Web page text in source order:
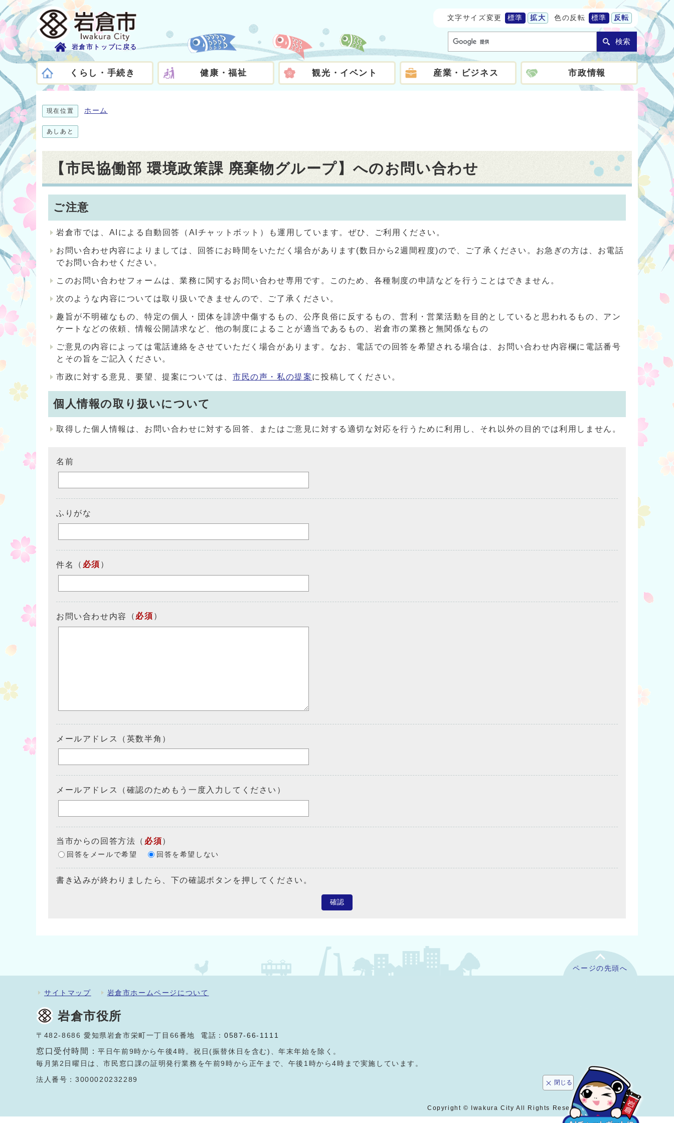
岩倉市トップに戻る
文字サイズ変更 標準 拡大 色の反転 標準 反転
検索
くらし・手続き 健康・福祉 観光・イベント 産業・ビジネス 市政情報
現在位置 ホーム
あしあと
【市民協働部 環境政策課 廃棄物グループ】へのお問い合わせ
ご注意
岩倉市では、AIによる自動回答（AIチャットボット）も運用しています。ぜひ、ご利用ください。
お問い合わせ内容によりましては、回答にお時間をいただく場合があります(数日から2週間程度)ので、ご了承ください。お急ぎの方は、お電話
でお問い合わせください。
このお問い合わせフォームは、業務に関するお問い合わせ専用です。このため、各種制度の申請などを行うことはできません。
次のような内容については取り扱いできませんので、ご了承ください。
趣旨が不明確なもの、特定の個人・団体を誹謗中傷するもの、公序良俗に反するもの、営利・営業活動を目的としていると思われるもの、アン
ケートなどの依頼、情報公開請求など、他の制度によることが適当であるもの、岩倉市の業務と無関係なもの
ご意見の内容によっては電話連絡をさせていただく場合があります。なお、電話での回答を希望される場合は、お問い合わせ内容欄に電話番号
とその旨をご記入ください。
市政に対する意見、要望、提案については、 市民の声・私の提案に投稿してください。
個人情報の取り扱いについて
取得した個人情報は、お問い合わせに対する回答、またはご意見に対する適切な対応を行うために利用し、それ以外の目的では利用しません。
名前
ふりがな
件名 （ 必須 ）
お問い合わせ内容 （ 必須 ）
メールアドレス（英数半角）
メールアドレス（確認のためもう一度入力してください）
当市からの回答方法 （ 必須）
回答をメールで希望 回答を希望しない
書き込みが終わりましたら、下の確認ボタンを押してください。
確認
閉じる
ページの先頭へ
サイトマップ 岩倉市ホームページについて
岩倉市役所
〒482-8686 愛知県岩倉市栄町一丁目66番地 電話：0587-66-1111
窓口受付時間：平日午前9時から午後4時。祝日(振替休日を含む)、年末年始を除く。
毎月第2日曜日は、市民窓口課の証明発行業務を午前9時から正午まで、午後1時から4時まで実施しています。
法人番号：3000020232289
Copyright © Iwakura City All Rights Reserved.